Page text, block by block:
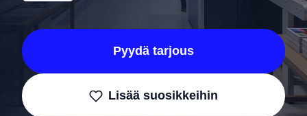
Pyydä tarjous
Lisää suosikkeihin